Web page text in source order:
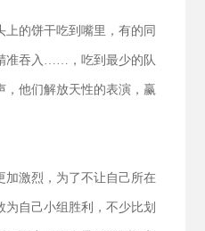
的饼干吃到嘴里，有的同
准吞入……，吃到最少的队
他们解放天性的表演，赢
加激烈，为了不让自己所在
为自己小组胜利，不少比划